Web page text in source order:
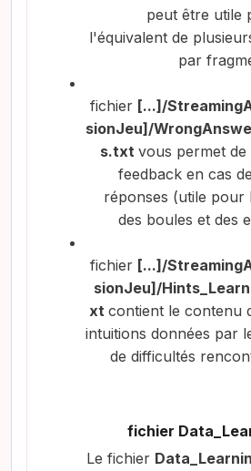
peut être utile
l'équivalent de
par
fichier [...]/
sionJeu]/
s.txt vous permet de
feedback en cas
réponses (utile pour
des boules et des
fichier [...]/
sionJeu]/
xt contient le contenu
intuitions données par
de difficultés
fichier
Le fichier